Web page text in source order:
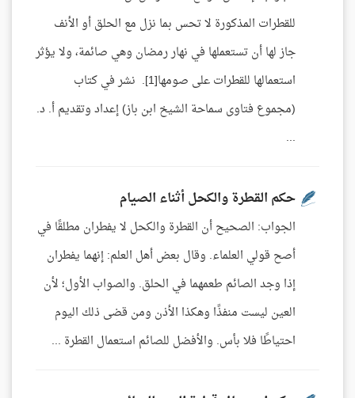
للقطرات المذكورة لا تحس بما نزل مع الحلق أو الأنف
جاز لها أن تستعملها في نهار رمضان وهي صائمة، ولا يؤثر
استعمالها للقطرات على صومها[1]. نشر في كتاب
(مجموع فتاوى سماحة الشيخ ابن باز) إعداد وتقديم أ. د.
...
حكم القطرة والكحل أثناء الصيام
الجواب: الصحيح أن القطرة والكحل لا يفطران مطلقًا في
أصح قولي العلماء. وقال بعض أهل العلم: إنهما يفطران
إذا وجد الصائم طعمهما في الحلق. والصواب الأول؛ لأن
العين ليست منفذًا وهكذا الأذن ومن قضى ذلك اليوم
احتياطًا فلا بأس. والأفضل للصائم استعمال القطرة ...